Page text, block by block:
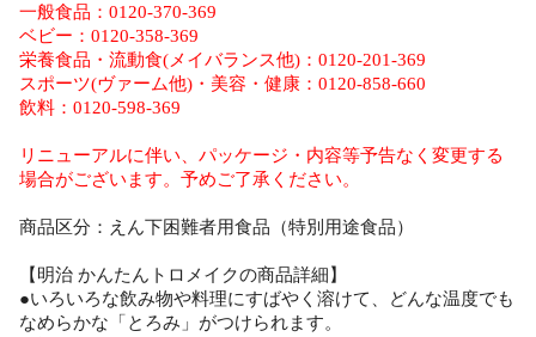
一般食品：0120-370-369
ベビー：0120-358-369
栄養食品・流動食(メイバランス他)：0120-201-369
スポーツ(ヴァーム他)・美容・健康：0120-858-660
飲料：0120-598-369
リニューアルに伴い、パッケージ・内容等予告なく変更する
場合がございます。予めご了承ください。
商品区分：えん下困難者用食品（特別用途食品）
【明治 かんたんトロメイクの商品詳細】
●いろいろな飲み物や料理にすばやく溶けて、どんな温度でも
なめらかな「とろみ」がつけられます。